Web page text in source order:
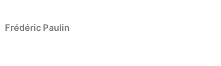
Frédéric Paulin